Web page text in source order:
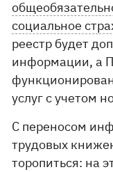
социальное
реестр будет
информации, а
услуг с учетом
С переносом
трудовых
торопиться: на